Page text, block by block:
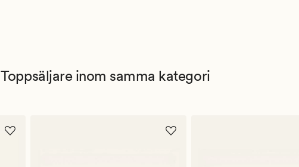
Toppsäljare inom samma kategori